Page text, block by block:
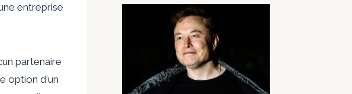
entreprise
partenaire
option d'un